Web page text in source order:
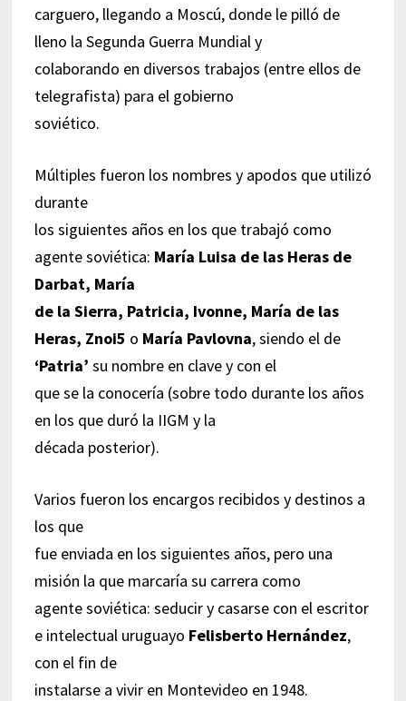
carguero, llegando a Moscú, donde le pilló de
lleno la Segunda Guerra Mundial y
colaborando en diversos trabajos (entre ellos de
telegrafista) para el gobierno
soviético.
Múltiples fueron los nombres y apodos que utilizó
durante
los siguientes años en los que trabajó como
agente soviética: María Luisa de las Heras de
Darbat,​ María
de la Sierra,​ Patricia, Ivonne,​ María de las
Heras,​ Znoi5​ o María Pavlovna, siendo el de
‘Patria’ su nombre en clave y con el
que se la conocería (sobre todo durante los años
en los que duró la IIGM y la
década posterior).
Varios fueron los encargos recibidos y destinos a
los que
fue enviada en los siguientes años, pero una
misión la que marcaría su carrera como
agente soviética: seducir y casarse con el escritor
e intelectual uruguayo Felisberto Hernández,
con el fin de
instalarse a vivir en Montevideo en 1948.